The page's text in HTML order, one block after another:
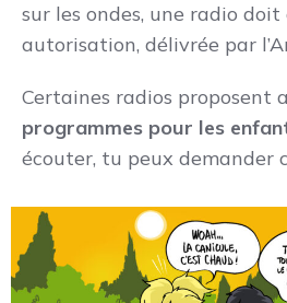
sur les ondes, une radio
autorisation, délivrée par
Certaines radios proposent
programmes pour les
écouter, tu peux demander